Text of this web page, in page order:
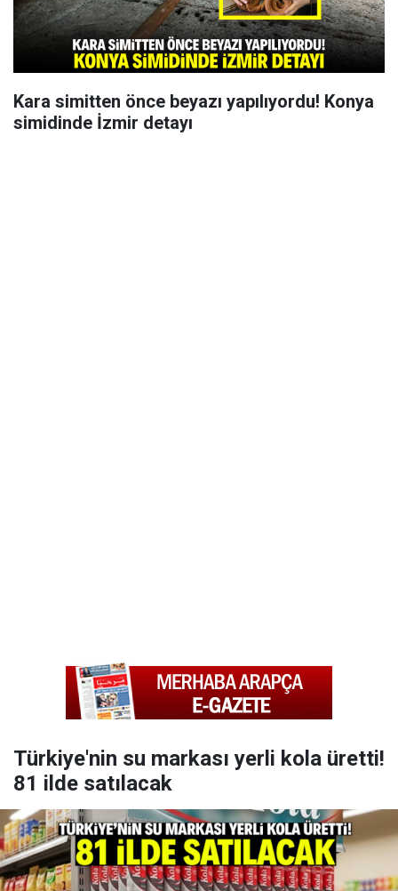
Kara simitten önce beyazı yapılıyordu! Konya
simidinde İzmir detayı
Türkiye'nin su markası yerli kola üretti!
81 ilde satılacak